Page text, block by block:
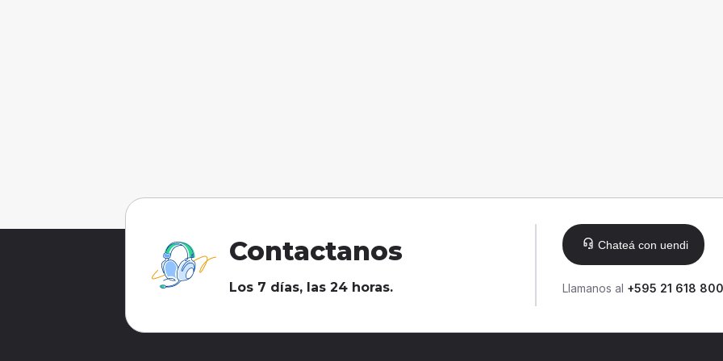
Contactanos
Los 7 días, las 24 horas.
Chateá con uendi
Llamanos al +595 21 618